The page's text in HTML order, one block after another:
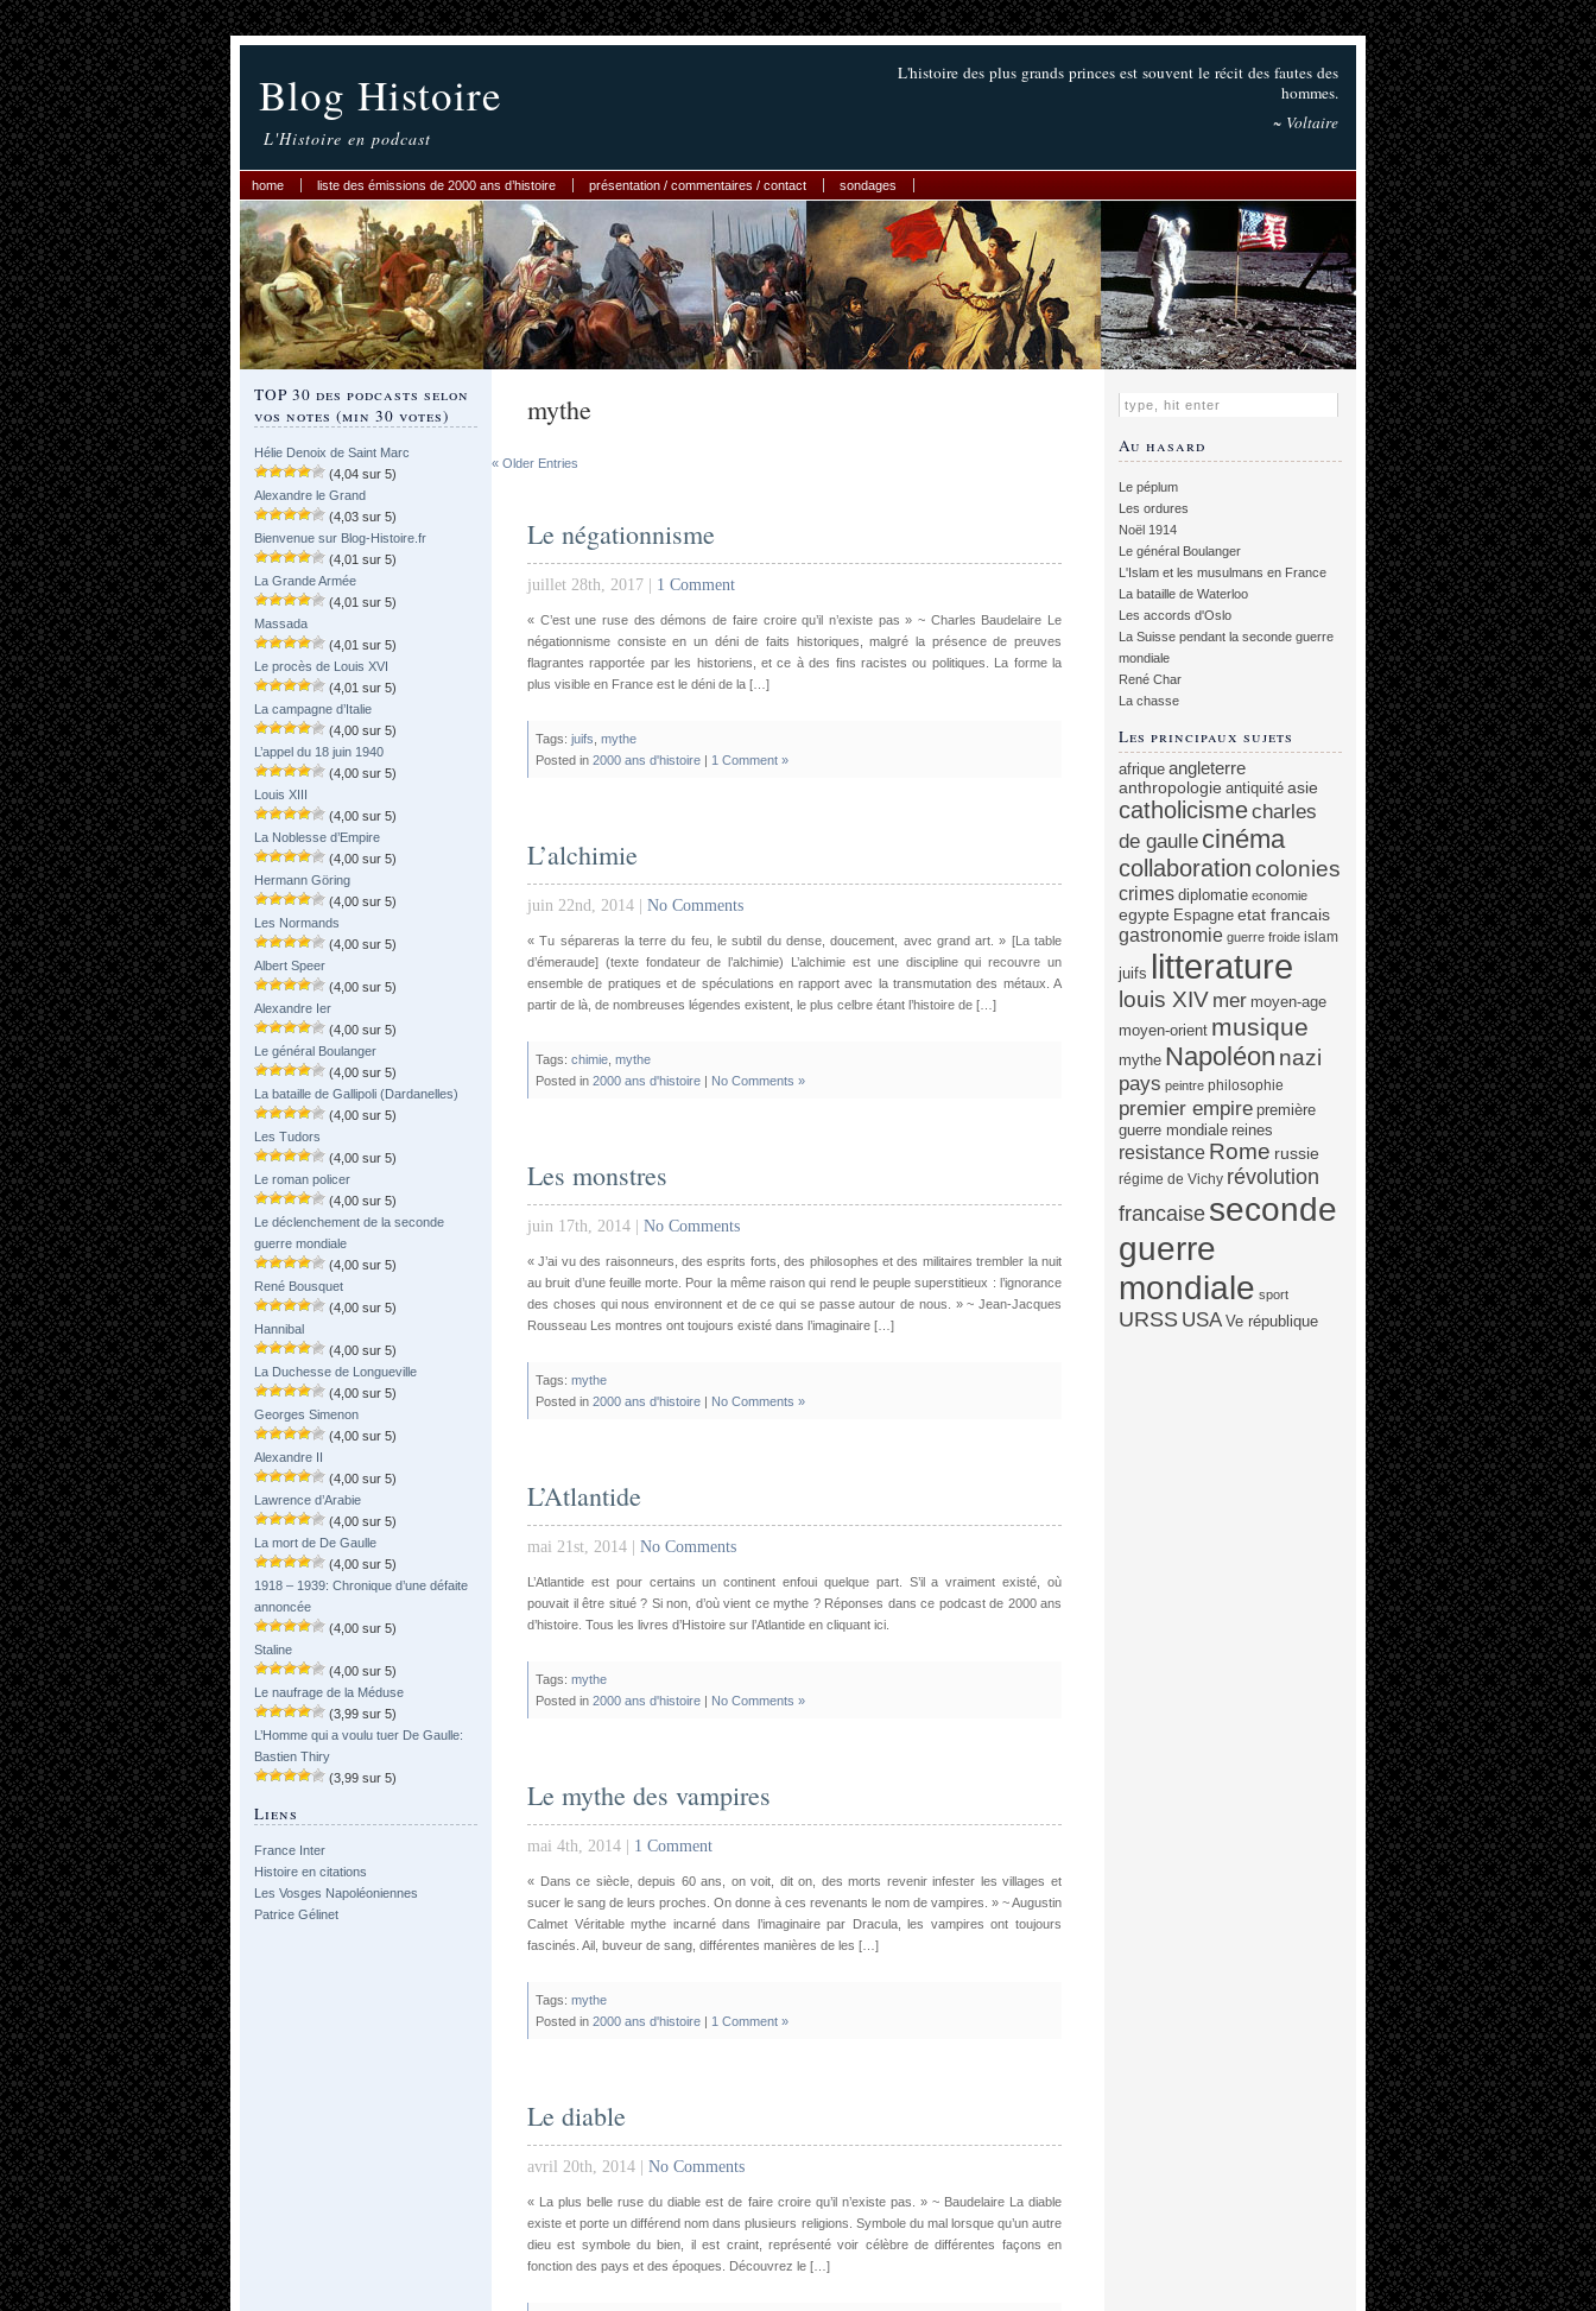
Blog Histoire
L'Histoire en podcast
L'histoire des plus grands princes est souvent le récit des fautes des
hommes.
~ Voltaire
home liste des émissions de 2000 ans d’histoire présentation / commentaires / contact sondages
TOP 30 des podcasts selon
vos notes (min 30 votes)
Hélie Denoix de Saint Marc
(4,04 sur 5)
Alexandre le Grand
(4,03 sur 5)
Bienvenue sur Blog-Histoire.fr
(4,01 sur 5)
La Grande Armée
(4,01 sur 5)
Massada
(4,01 sur 5)
Le procès de Louis XVI
(4,01 sur 5)
La campagne d’Italie
(4,00 sur 5)
L’appel du 18 juin 1940
(4,00 sur 5)
Louis XIII
(4,00 sur 5)
La Noblesse d’Empire
(4,00 sur 5)
Hermann Göring
(4,00 sur 5)
Les Normands
(4,00 sur 5)
Albert Speer
(4,00 sur 5)
Alexandre Ier
(4,00 sur 5)
Le général Boulanger
(4,00 sur 5)
La bataille de Gallipoli (Dardanelles)
(4,00 sur 5)
Les Tudors
(4,00 sur 5)
Le roman policer
(4,00 sur 5)
Le déclenchement de la seconde
guerre mondiale
(4,00 sur 5)
René Bousquet
(4,00 sur 5)
Hannibal
(4,00 sur 5)
La Duchesse de Longueville
(4,00 sur 5)
Georges Simenon
(4,00 sur 5)
Alexandre II
(4,00 sur 5)
Lawrence d’Arabie
(4,00 sur 5)
La mort de De Gaulle
(4,00 sur 5)
1918 – 1939: Chronique d’une défaite
annoncée
(4,00 sur 5)
Staline
(4,00 sur 5)
Le naufrage de la Méduse
(3,99 sur 5)
L’Homme qui a voulu tuer De Gaulle:
Bastien Thiry
(3,99 sur 5)
Liens
France Inter
Histoire en citations
Les Vosges Napoléoniennes
Patrice Gélinet
mythe
« Older Entries
Le négationnisme
juillet 28th, 2017 | 1 Comment
« C’est une ruse des démons de faire croire qu’il n’existe pas » ~ Charles Baudelaire Le
négationnisme consiste en un déni de faits historiques, malgré la présence de preuves
flagrantes rapportée par les historiens, et ce à des fins racistes ou politiques. La forme la
plus visible en France est le déni de la […]
Tags: juifs mythe
Posted in 2000 ans d'histoire | 1 Comment »
L’alchimie
juin 22nd, 2014 | No Comments
« Tu sépareras la terre du feu, le subtil du dense, doucement, avec grand art. » [La table
d’émeraude] (texte fondateur de l’alchimie) L’alchimie est une discipline qui recouvre un
ensemble de pratiques et de spéculations en rapport avec la transmutation des métaux. A
partir de là, de nombreuses légendes existent, le plus celbre étant l’histoire de […]
Tags: chimie mythe
Posted in 2000 ans d'histoire | No Comments »
Les monstres
juin 17th, 2014 | No Comments
« J’ai vu des raisonneurs, des esprits forts, des philosophes et des militaires trembler la nuit
au bruit d’une feuille morte. Pour la même raison qui rend le peuple superstitieux : l’ignorance
des choses qui nous environnent et de ce qui se passe autour de nous. » ~ Jean-Jacques
Rousseau Les montres ont toujours existé dans l’imaginaire […]
Tags: mythe
Posted in 2000 ans d'histoire | No Comments »
L’Atlantide
mai 21st, 2014 | No Comments
L’Atlantide est pour certains un continent enfoui quelque part. S’il a vraiment existé, où
pouvait il être situé ? Si non, d’où vient ce mythe ? Réponses dans ce podcast de 2000 ans
d’histoire. Tous les livres d’Histoire sur l’Atlantide en cliquant ici.
Tags: mythe
Posted in 2000 ans d'histoire | No Comments »
Le mythe des vampires
mai 4th, 2014 | 1 Comment
« Dans ce siècle, depuis 60 ans, on voit, dit on, des morts revenir infester les villages et
sucer le sang de leurs proches. On donne à ces revenants le nom de vampires. » ~ Augustin
Calmet Véritable mythe incarné dans l’imaginaire par Dracula, les vampires ont toujours
fascinés. Ail, buveur de sang, différentes manières de les […]
Tags: mythe
Posted in 2000 ans d'histoire | 1 Comment »
Le diable
avril 20th, 2014 | No Comments
« La plus belle ruse du diable est de faire croire qu’il n’existe pas. » ~ Baudelaire La diable
existe et porte un différend nom dans plusieurs religions. Symbole du mal lorsque qu’un autre
dieu est symbole du bien, il est craint, représenté voir célèbre de différentes façons en
fonction des pays et des époques. Découvrez le […]
Au hasard
Le péplum
Les ordures
Noël 1914
Le général Boulanger
L'Islam et les musulmans en France
La bataille de Waterloo
Les accords d'Oslo
La Suisse pendant la seconde guerre
mondiale
René Char
La chasse
Les principaux sujets
afrique angleterre
anthropologie antiquité asie
catholicismecharles
de gaulle cinéma
collaborationcolonies
crimes diplomatie economie
egypte Espagne etat francais
gastronomie guerre froide islam
juifs litterature
louis XIV mer moyen-age
moyen-orient musique
mythe Napoléon nazi
pays peintre philosophie
premier empire première
guerre mondiale reines
resistance Rome russie
régime de Vichy révolution
francaise seconde
guerre
mondiale sport
URSS USA Ve république